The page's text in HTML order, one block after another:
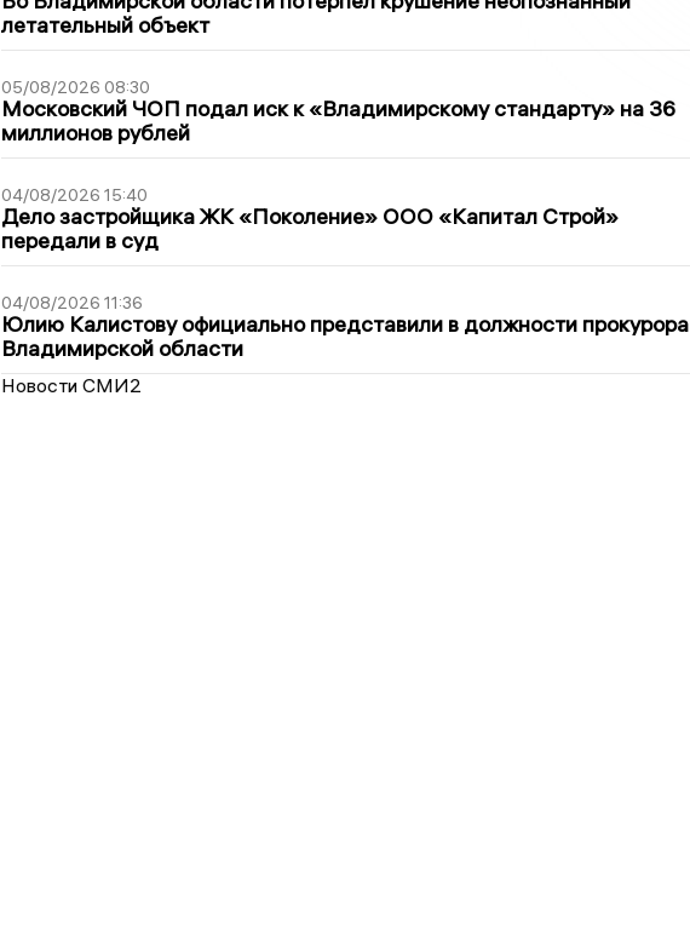
летательный объект
05/08/2026 08:30
Московский ЧОП подал иск к «Владимирскому стандарту» на 36
миллионов рублей
04/08/2026 15:40
Дело застройщика ЖК «Поколение» ООО «Капитал Строй»
передали в суд
04/08/2026 11:36
Юлию Калистову официально представили в должности прокурора
Владимирской области
Новости СМИ2